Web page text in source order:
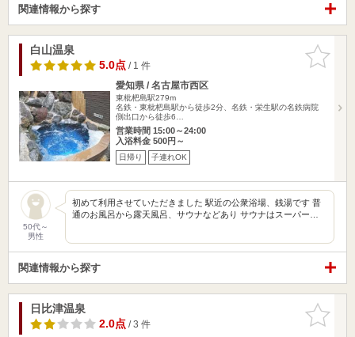
関連情報から探す
お気に入
りに追加
白山温泉
5.0点/ 1 件
愛知県 / 名古屋市西区
東枇杷島駅279m
名鉄・東枇杷島駅から徒歩2分、名鉄・栄生駅の名鉄病院
側出口から徒歩6…
営業時間 15:00～24:00
入浴料金 500円～
日帰り 子連れOK
50代～
男性
初めて利用させていただきました 駅近の公衆浴場、銭湯です 普
通のお風呂から露天風呂、サウナなどあり サウナはスーパー…
関連情報から探す
お気に入
りに追加
日比津温泉
2.0点/ 3 件